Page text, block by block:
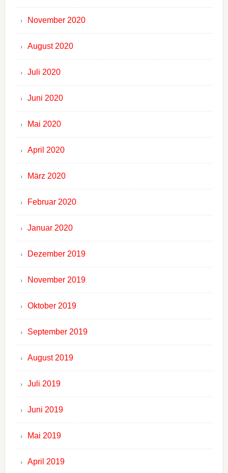
November 2020
August 2020
Juli 2020
Juni 2020
Mai 2020
April 2020
März 2020
Februar 2020
Januar 2020
Dezember 2019
November 2019
Oktober 2019
September 2019
August 2019
Juli 2019
Juni 2019
Mai 2019
April 2019